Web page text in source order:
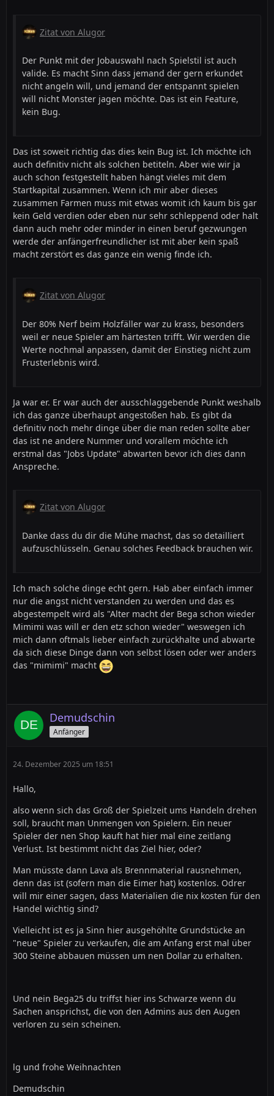
Zitat von Alugor
Der Punkt mit der Jobauswahl nach Spielstil ist auch
valide. Es macht Sinn dass jemand der gern erkundet
nicht angeln will, und jemand der entspannt spielen
will nicht Monster jagen möchte. Das ist ein Feature,
kein Bug.
Das ist soweit richtig das dies kein Bug ist. Ich möchte ich
auch definitiv nicht als solchen betiteln. Aber wie wir ja
auch schon festgestellt haben hängt vieles mit dem
Startkapital zusammen. Wenn ich mir aber dieses
zusammen Farmen muss mit etwas womit ich kaum bis gar
kein Geld verdien oder eben nur sehr schleppend oder halt
dann auch mehr oder minder in einen beruf gezwungen
werde der anfängerfreundlicher ist mit aber kein spaß
macht zerstört es das ganze ein wenig finde ich.
Zitat von Alugor
Der 80% Nerf beim Holzfäller war zu krass, besonders
weil er neue Spieler am härtesten trifft. Wir werden die
Werte nochmal anpassen, damit der Einstieg nicht zum
Frusterlebnis wird.
Ja war er. Er war auch der ausschlaggebende Punkt weshalb
ich das ganze überhaupt angestoßen hab. Es gibt da
definitiv noch mehr dinge über die man reden sollte aber
das ist ne andere Nummer und vorallem möchte ich
erstmal das "Jobs Update" abwarten bevor ich dies dann
Anspreche.
Zitat von Alugor
Danke dass du dir die Mühe machst, das so detailliert
aufzuschlüsseln. Genau solches Feedback brauchen wir.
Ich mach solche dinge echt gern. Hab aber einfach immer
nur die angst nicht verstanden zu werden und das es
abgestempelt wird als "Alter macht der Bega schon wieder
Mimimi was will er den etz schon wieder" weswegen ich
mich dann oftmals lieber einfach zurückhalte und abwarte
da sich diese Dinge dann von selbst lösen oder wer anders
das "mimimi" macht
Demudschin
Anfänger
24. Dezember 2025 um 18:51
Hallo,
also wenn sich das Groß der Spielzeit ums Handeln drehen
soll, braucht man Unmengen von Spielern. Ein neuer
Spieler der nen Shop kauft hat hier mal eine zeitlang
Verlust. Ist bestimmt nicht das Ziel hier, oder?
Man müsste dann Lava als Brennmaterial rausnehmen,
denn das ist (sofern man die Eimer hat) kostenlos. Odrer
will mir einer sagen, dass Materialien die nix kosten für den
Handel wichtig sind?
Vielleicht ist es ja Sinn hier ausgehöhlte Grundstücke an
"neue" Spieler zu verkaufen, die am Anfang erst mal über
300 Steine abbauen müssen um nen Dollar zu erhalten.
Und nein Bega25 du triffst hier ins Schwarze wenn du
Sachen ansprichst, die von den Admins aus den Augen
verloren zu sein scheinen.
lg und frohe Weihnachten
Demudschin